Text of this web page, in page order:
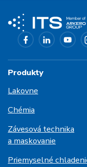
Produkty
Lakovne
Chémia
Závesová technika
a maskovanie
Priemyselné